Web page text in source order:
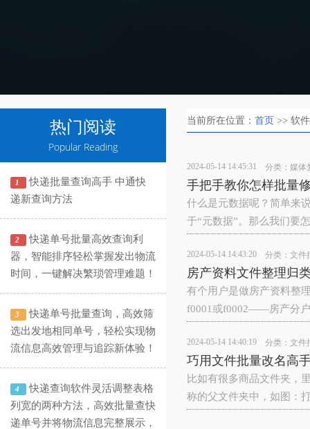
热门阅读
Popular Reading
1
快递批量查询高手 中通快
递新查询方法
2
快递单号批量高效查询利
器，智能排序轻松掌握发出物流
时间，一键解决繁琐管理难题！
3
快递单号批量查询，高效筛
选出发地相同单号，轻松实现物
流信息高效管理与追踪新体验！
4
快递查询软件灵活调整表格
列宽的两种方法，高效批量查快
递单号并将物流信息完整展示，
当前所在位置： 首页 >> 软
2024-05-14 14:45:31 分类： 媒体
手把手教你怎样批量
什么是元数据呢？简单来
于“元数据”。那么我们要
2024-05-14 14:43:20 分类： 文件
房产资料文件整理归
有个用户是做房产资料整
f0001或f0002——房产分
2024-05-14 14:40:19 分类： 文件
巧用文件批量改名高
比如有很多商品文件夹，
称的父文件夹中，如图：